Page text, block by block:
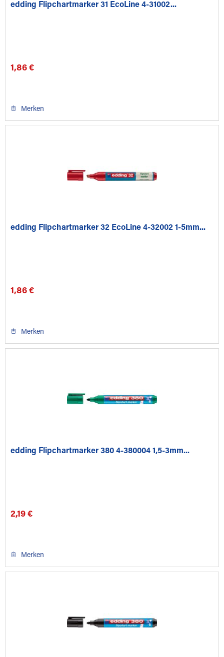
edding Flipchartmarker 31 EcoLine 4-31002...
1,86 €
Merken
edding Flipchartmarker 32 EcoLine 4-32002 1-5mm...
1,86 €
Merken
edding Flipchartmarker 380 4-380004 1,5-3mm...
2,19 €
Merken